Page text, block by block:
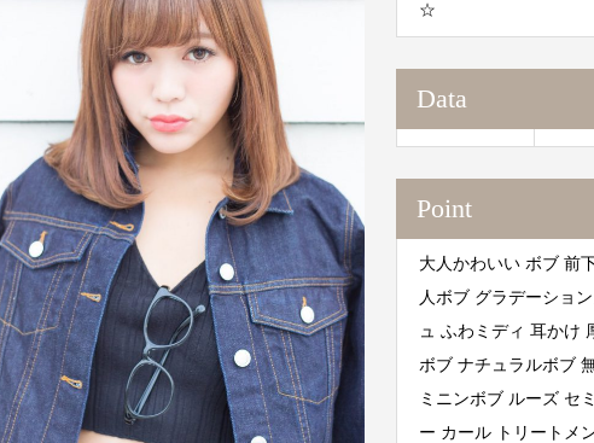
☆
Data
Point
大人かわいい ボブ 前
人ボブ グラデーショ
ュ ふわミディ 耳かけ
ボブ ナチュラルボブ
ミニンボブ ルーズ セ
ー カール トリートメ